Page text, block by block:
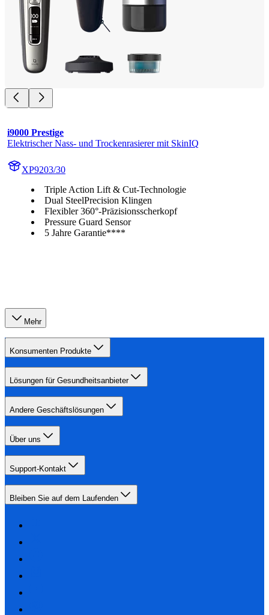
i9000 Prestige
Elektrischer Nass- und Trockenrasierer mit SkinIQ
XP9203/30
Triple Action Lift & Cut-Technologie
Dual SteelPrecision Klingen
Flexibler 360°-Präzisionsscherkopf
Pressure Guard Sensor
5 Jahre Garantie****
Mehr
Konsumenten Produkte
Lösungen für Gesundheitsanbieter
Andere Geschäftslösungen
Über uns
Support-Kontakt
Bleiben Sie auf dem Laufenden